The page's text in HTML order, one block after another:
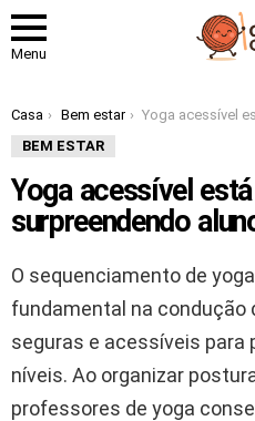
Menu
Você está aqui:
Casa Bem estar
Yoga acessível está ganhando força e surpreendendo alunos no
BEM ESTAR
Yoga acessível
surpreendendo
O sequenciamento de
fundamental na condução
seguras e acessíveis
níveis. Ao organizar
professores de yoga